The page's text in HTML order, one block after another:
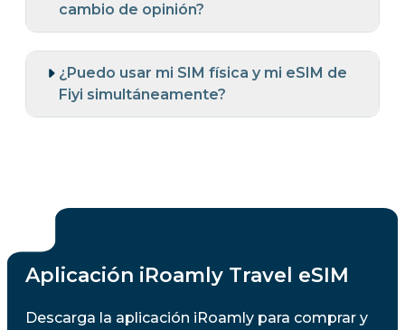
cambio de opinión?
¿Puedo usar mi SIM física y mi eSIM de
Fiyi simultáneamente?
Aplicación iRoamly Travel eSIM
Descarga la aplicación iRoamly para comprar y